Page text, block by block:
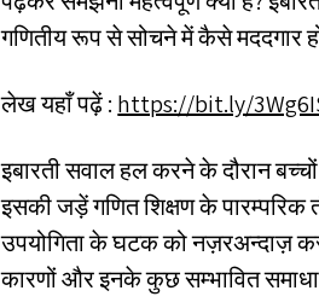
गणितीय रूप से सोचने में कैसे मददगार
लेख यहाँ पढ़ें :https://​bit​.ly/​
इबारती सवाल हल करने के दौरान
इसकी जड़ें गणित शिक्षण के पारम्परिक
उपयोगिता के घटक को नज़रअन्दाज़
कारणों और इनके कुछ सम्भावित